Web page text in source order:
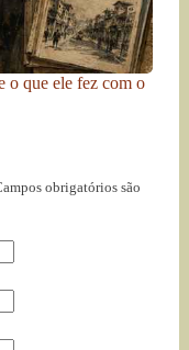
o que ele fez com o
obrigatórios são